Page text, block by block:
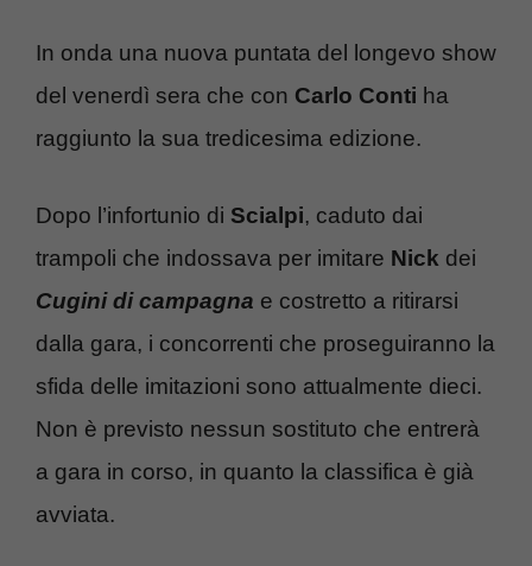
In onda una nuova puntata del longevo show
del venerdì sera che con Carlo Conti ha
raggiunto la sua tredicesima edizione.
Dopo l’infortunio di Scialpi, caduto dai
trampoli che indossava per imitare Nick dei
Cugini di campagna e costretto a ritirarsi
dalla gara, i concorrenti che proseguiranno la
sfida delle imitazioni sono attualmente dieci.
Non è previsto nessun sostituto che entrerà
a gara in corso, in quanto la classifica è già
avviata.